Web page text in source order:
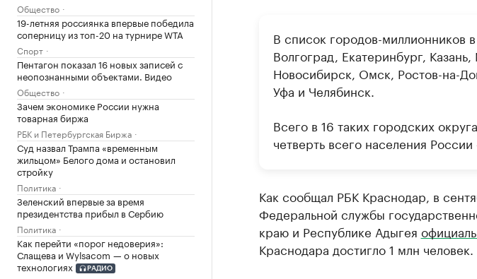
Общество
19-летняя россиянка впервые победила
соперницу из топ-20 на турнире WTA
Спорт
Пентагон показал 16 новых записей с
неопознанными объектами. Видео
Общество
Зачем экономике России нужна
товарная биржа
РБК и Петербургская Биржа
Суд назвал Трампа «временным
жильцом» Белого дома и остановил
стройку
Политика
Зеленский впервые за время
президентства прибыл в Сербию
Политика
Как перейти «порог недоверия»:
Слащева и Wylsacom — о новых
технологиях
РАДИО
В список городов-миллионников
Волгоград, Екатеринбург,
Новосибирск, Омск, Ростов-на-
Уфа и Челябинск.
Всего в 16 таких городских
четверть всего населения
Как сообщал РБК Краснодар, в
Федеральной службы
краю и Республике Адыгея
Краснодара достигло 1 млн человек.